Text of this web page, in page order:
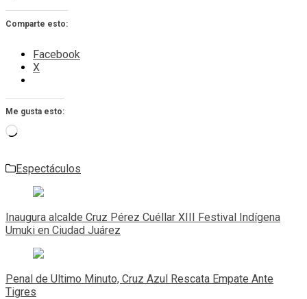
Comparte esto:
Facebook
X
Me gusta esto:
Cargando...
Espectáculos
Navegación
de
entradas
Inaugura alcalde Cruz Pérez Cuéllar XIII Festival Indígena
Umuki en Ciudad Juárez
Penal de Ultimo Minuto, Cruz Azul Rescata Empate Ante
Tigres